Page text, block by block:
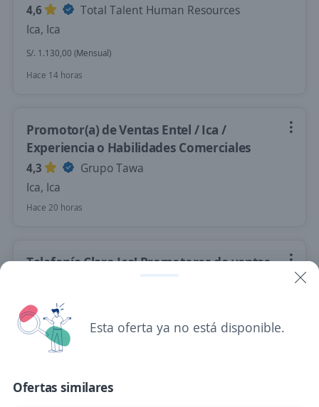
4,6
Total Talent Human Resources
Ica, Ica
S/. 1.130,00 (Mensual)
Hace 14 horas
Promotor(a) de Ventas Entel / Ica /
Experiencia o Habilidades Comerciales
4,3
Grupo Tawa
Ica, Ica
Hace 20 horas
Telefonía Claro Ica! Promotores de ventas
4,3
Ica, Ica
Hace 21 horas
Esta oferta ya no está disponible.
Ofertas similares